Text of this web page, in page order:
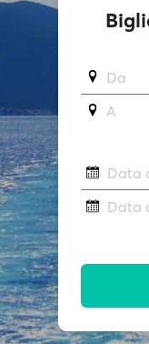
Da
A
Data
Data